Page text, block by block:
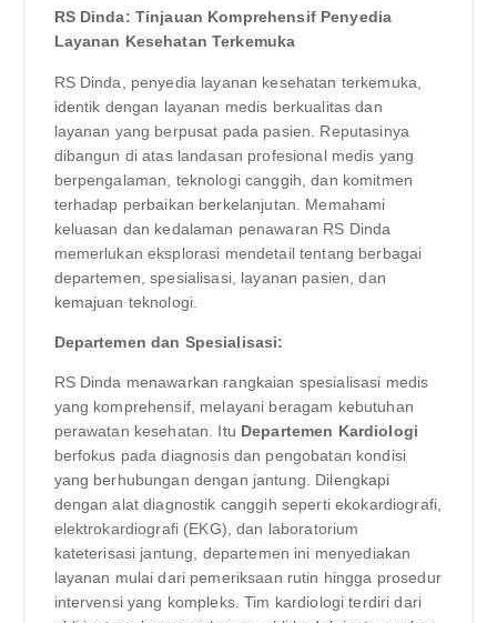
RS Dinda: Tinjauan Komprehensif Penyedia
Layanan Kesehatan Terkemuka
RS Dinda, penyedia layanan kesehatan terkemuka,
identik dengan layanan medis berkualitas dan
layanan yang berpusat pada pasien. Reputasinya
dibangun di atas landasan profesional medis yang
berpengalaman, teknologi canggih, dan komitmen
terhadap perbaikan berkelanjutan. Memahami
keluasan dan kedalaman penawaran RS Dinda
memerlukan eksplorasi mendetail tentang berbagai
departemen, spesialisasi, layanan pasien, dan
kemajuan teknologi.
Departemen dan Spesialisasi:
RS Dinda menawarkan rangkaian spesialisasi medis
yang komprehensif, melayani beragam kebutuhan
perawatan kesehatan. Itu Departemen Kardiologi
berfokus pada diagnosis dan pengobatan kondisi
yang berhubungan dengan jantung. Dilengkapi
dengan alat diagnostik canggih seperti ekokardiografi,
elektrokardiografi (EKG), dan laboratorium
kateterisasi jantung, departemen ini menyediakan
layanan mulai dari pemeriksaan rutin hingga prosedur
intervensi yang kompleks. Tim kardiologi terdiri dari